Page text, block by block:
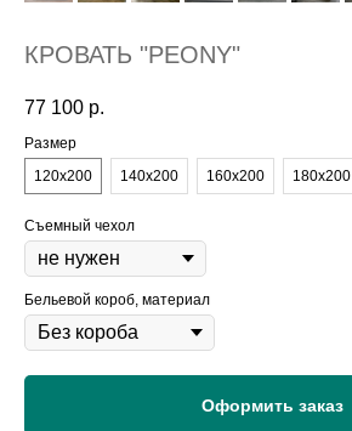
КРОВАТЬ "PEONY"
77 100 р.
Размер
120х200
140х200 160х200 180х200
Съемный чехол
Бельевой короб, материал
Оформить заказ